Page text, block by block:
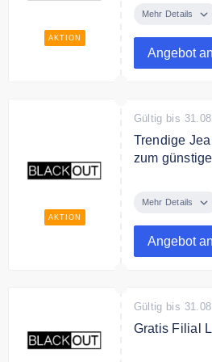
AKTION
von Blackout.
Mehr Details
Angebot
AKTION
Gültig bis
Trendige
zum
trendige
Mehr Details
Angebot
Gültig bis
Gratis Filial